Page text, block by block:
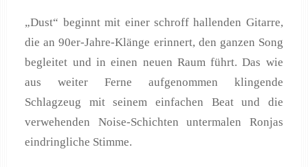
„Dust“ beginnt mit einer schroff hallenden Gitarre,
die an 90er-Jahre-Klänge erinnert, den ganzen Song
begleitet und in einen neuen Raum führt. Das wie
aus weiter Ferne aufgenommen klingende
Schlagzeug mit seinem einfachen Beat und die
verwehenden Noise-Schichten untermalen Ronjas
eindringliche Stimme.